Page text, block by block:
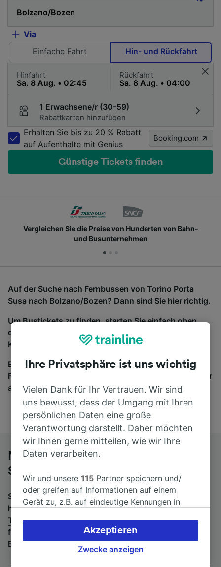
Via
Einfache Fahrt
Hin- und Rückfahrt
Hinfahrt Rückfahrt
1 Erwachsene/r (30-59)
Rabattkarten hinzufügen
Erhalten Sie bis zu 20 % Rabatt
auf Aufenthalte mit Genius
Booking.com
Günstige Tickets finden
Vergleichen Sie die Preise von Hunderten von Bahn-
und Busunternehmen
Auf der Suche nach Fernbussen von Torino Porta
Susa nach Bolzano/Bozen? Dann sind Sie hier richtig.
Um Bustickets zu finden, starten Sie einfach oben
eine Suche und wir vergleichen Fahrtzeiten und
Kosten für Bahn- und Busreisen miteinander.
Egal, wohin die Reise geht – starten Sie mit uns.
Finden Sie hier Fahrkarten für Verbindungen von mehr
als 170 Bahn- und Busunternehmen.
Mit dem Fernbus von Torino Porta
Susa nach Bolzano/Bozen
Suchen Sie nach einem Rückfahrtticket? Dann bitte
hier entlang:Fernbusse von Bolzano/Bozen nach
Torino Porta Susa.Wenn Sie lieber mit dem Zug
fahren, prüfen Sie dieZüge von Torino Porta Susa bis
Bolzano/Bozen.
Ihre Privatsphäre ist uns wichtig
Vielen Dank für Ihr Vertrauen. Wir sind
uns bewusst, dass der Umgang mit Ihren
persönlichen Daten eine große
Verantwortung darstellt. Daher möchten
wir Ihnen gerne mitteilen, wie wir Ihre
Daten verarbeiten.
Wir und unsere115 Partner speichern und/
oder greifen auf Informationen auf einem
Gerät zu, z.B. auf eindeutige Kennungen in
verarbeiten. Sie können Ihre Präferenzen
akzeptieren oder verwalten, einschließlich
Ihres Widerspruchsrechts bei berechtigtem
Zwecke anzeigen
Akzeptieren